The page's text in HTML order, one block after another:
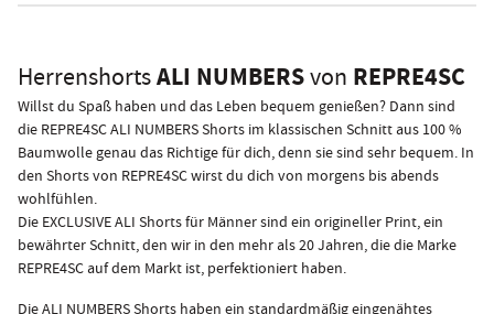
HerrenshortsALI NUMBERSvon REPRE4SC
Willst du Spaß haben und das Leben bequem genießen? Dann sind
die REPRE4SC ALI NUMBERS Shorts im klassischen Schnitt aus 100 %
Baumwolle genau das Richtige für dich, denn sie sind sehr bequem. In
den Shorts von REPRE4SC wirst du dich von morgens bis abends
wohlfühlen.
Die EXCLUSIVE ALI Shorts für Männer sind ein origineller Print, ein
bewährter Schnitt, den wir in den mehr als 20 Jahren, die die Marke
REPRE4SC auf dem Markt ist, perfektioniert haben.
Die ALI NUMBERS Shorts haben ein standardmäßig eingenähtes